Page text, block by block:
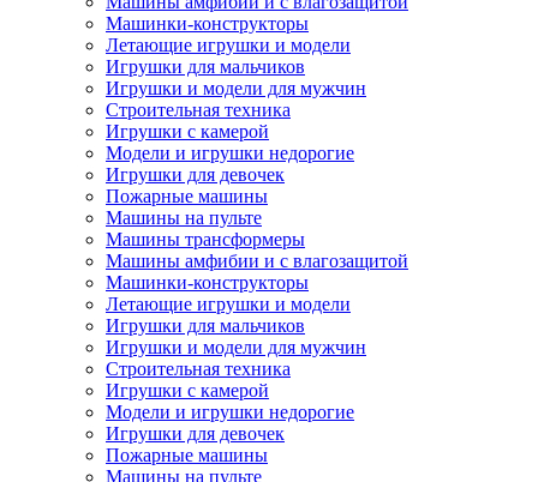
Машинки-конструкторы
Летающие игрушки и модели
Игрушки для мальчиков
Игрушки и модели для мужчин
Строительная техника
Игрушки с камерой
Модели и игрушки недорогие
Игрушки для девочек
Пожарные машины
Машины на пульте
Машины трансформеры
Машины амфибии и с влагозащитой
Машинки-конструкторы
Летающие игрушки и модели
Игрушки для мальчиков
Игрушки и модели для мужчин
Строительная техника
Игрушки с камерой
Модели и игрушки недорогие
Игрушки для девочек
Пожарные машины
Машины на пульте